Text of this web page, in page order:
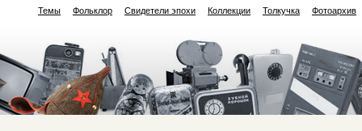
Темы Фольклор Свидетели эпохи Коллекции Толкучка Фотоархив